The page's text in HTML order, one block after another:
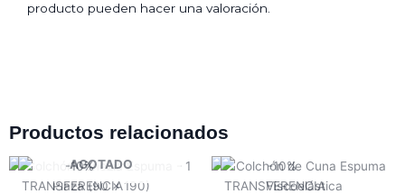
producto pueden hacer una valoración.
Productos relacionados
AGOTADO